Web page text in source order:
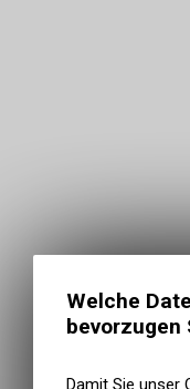
Welche
bevorzugen
Damit Sie unser